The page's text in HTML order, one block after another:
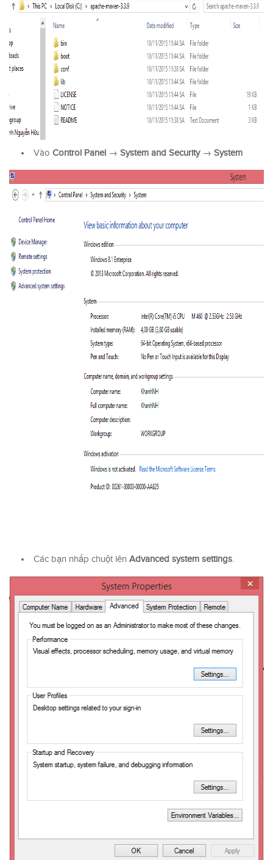
Vào Control Panel → System and Security→ System
Các bạn nhấp chuột lên Advanced system settings.